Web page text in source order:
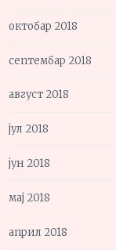
октобар 2018
септембар 2018
август 2018
јул 2018
јун 2018
мај 2018
април 2018